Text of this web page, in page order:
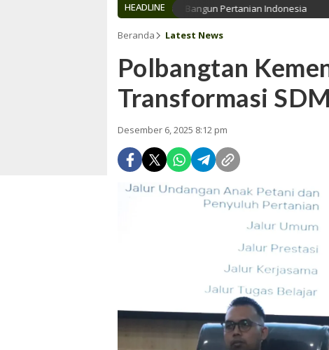
HEADLINE
Kementan Siap Terjun Bangun Pertanian Indonesia
Beranda Latest News
Polbangtan
Transformasi
Desember 6, 2025 8:12 pm